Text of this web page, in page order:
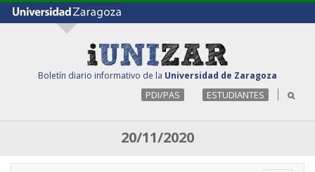
Boletín diario informativo de la Universidad de Zaragoza
PDI/PAS ESTUDIANTES
20/11/2020